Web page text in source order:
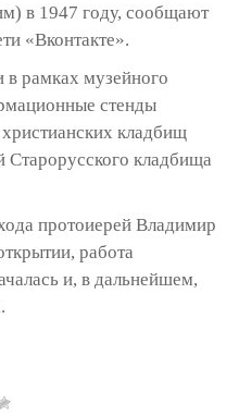
в 1947 году, сообщают
«Вконтакте».
рамках музейного
стенды
кладбищ
кладбища
протоиерей Владимир
работа
и, в дальнейшем,